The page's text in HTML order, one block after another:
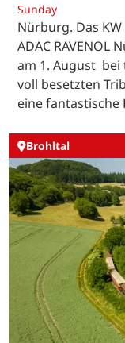
Sunday
Nürburg. Das
ADAC
am 1. August
voll besetzten
eine
Brohltal